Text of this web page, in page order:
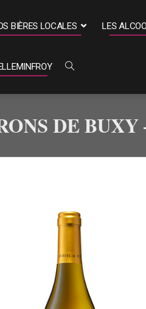
BIÈRES LOCALES LES
DE